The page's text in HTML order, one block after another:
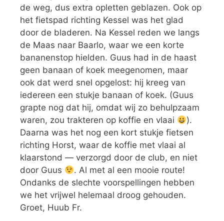
de weg, dus extra opletten geblazen. Ook op
het fietspad richting Kessel was het glad
door de bladeren. Na Kessel reden we langs
de Maas naar Baarlo, waar we een korte
bananenstop hielden. Guus had in de haast
geen banaan of koek meegenomen, maar
ook dat werd snel opgelost: hij kreeg van
iedereen een stukje banaan of koek. (Guus
grapte nog dat hij, omdat wij zo behulpzaam
waren, zou trakteren op koffie en vlaai
).
Daarna was het nog een kort stukje fietsen
richting Horst, waar de koffie met vlaai al
klaarstond — verzorgd door de club, en niet
door Guus
. Al met al een mooie route!
Ondanks de slechte voorspellingen hebben
we het vrijwel helemaal droog gehouden.
Groet, Huub Fr.